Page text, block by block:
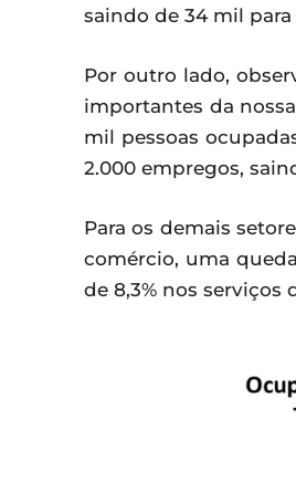
saindo de 34 mil
Por outro lado,
importantes da
mil pessoas
2.000 empregos,
Para os demais
comércio, uma
de 8,3% nos